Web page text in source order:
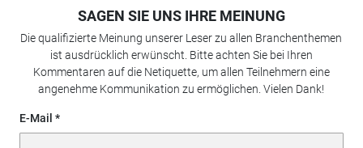
SAGEN SIE UNS IHRE MEINUNG
Die qualifizierte Meinung unserer Leser zu allen Branchenthemen
ist ausdrücklich erwünscht. Bitte achten Sie bei Ihren
Kommentaren auf die Netiquette, um allen Teilnehmern eine
angenehme Kommunikation zu ermöglichen. Vielen Dank!
E-Mail